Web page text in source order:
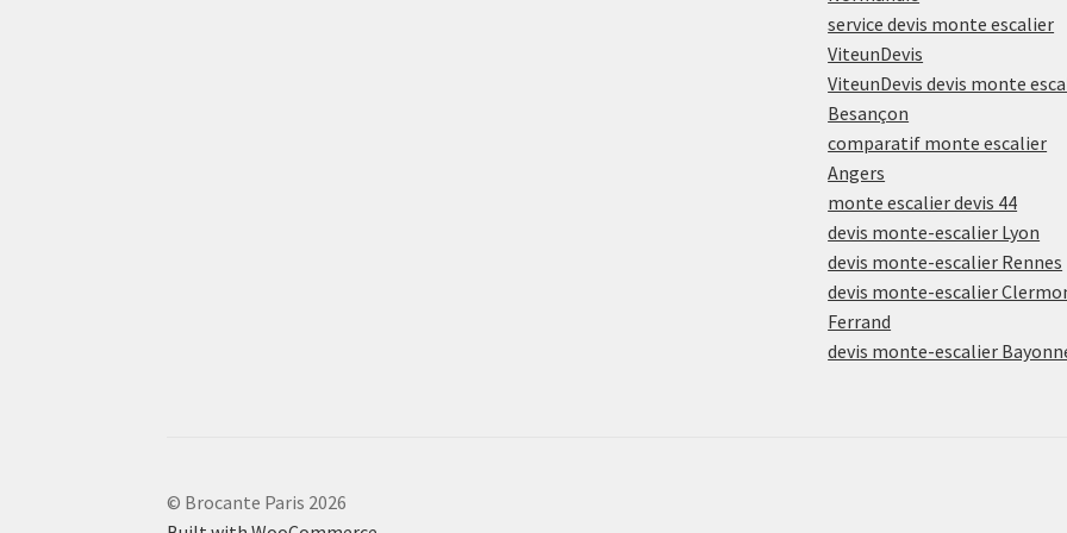
service devis monte escalier
ViteunDevis
ViteunDevis devis monte
Besançon
comparatif monte escalier
Angers
monte escalier devis 44
devis monte-escalier Lyon
devis monte-escalier Rennes
devis monte-escalier
Ferrand
devis monte-escalier
© Brocante Paris 2026